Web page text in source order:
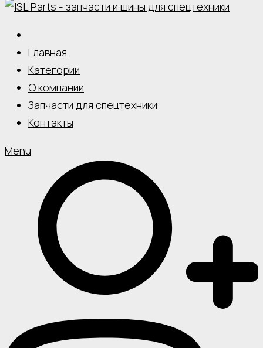
Главная
Категории
О компании
Запчасти для спецтехники
Контакты
Menu